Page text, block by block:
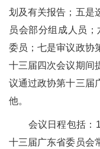
划及有关报告；五是
员会部分组成人员
委员；七是审议政协
十三届四次会议期间
议通过政协第十三届
他。
会议日程包括：1
十三届广东省委员会